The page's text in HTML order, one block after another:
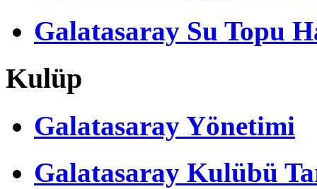
Galatasaray Su Topu
Kulüp
Galatasaray Yönetimi
Galatasaray Kulübü